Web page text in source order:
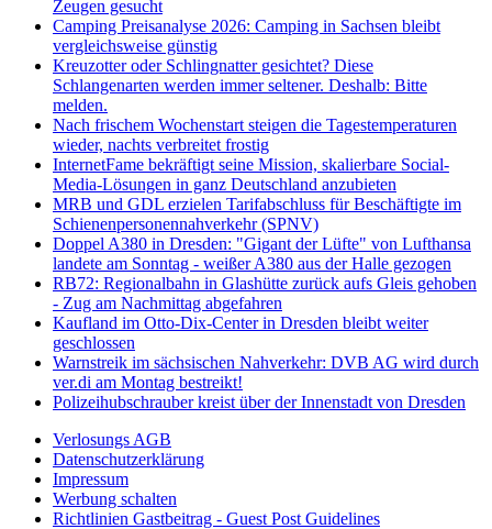
Zeugen gesucht
Camping Preisanalyse 2026: Camping in Sachsen bleibt
vergleichsweise günstig
Kreuzotter oder Schlingnatter gesichtet? Diese
Schlangenarten werden immer seltener. Deshalb: Bitte
melden.
Nach frischem Wochenstart steigen die Tagestemperaturen
wieder, nachts verbreitet frostig
InternetFame bekräftigt seine Mission, skalierbare Social-
Media-Lösungen in ganz Deutschland anzubieten
MRB und GDL erzielen Tarifabschluss für Beschäftigte im
Schienenpersonennahverkehr (SPNV)
Doppel A380 in Dresden: "Gigant der Lüfte" von Lufthansa
landete am Sonntag - weißer A380 aus der Halle gezogen
RB72: Regionalbahn in Glashütte zurück aufs Gleis gehoben
- Zug am Nachmittag abgefahren
Kaufland im Otto-Dix-Center in Dresden bleibt weiter
geschlossen
Warnstreik im sächsischen Nahverkehr: DVB AG wird durch
ver.di am Montag bestreikt!
Polizeihubschrauber kreist über der Innenstadt von Dresden
Verlosungs AGB
Datenschutzerklärung
Impressum
Werbung schalten
Richtlinien Gastbeitrag - Guest Post Guidelines